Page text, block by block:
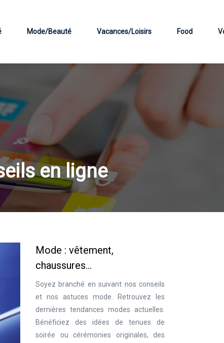
Mode/Beauté Vacances/Loisirs Food
en ligne
Mode : vêtement,
chaussures…
Soyez branché en suivant nos conseils
et nos astuces mode. Retrouvez les
dernières tendances modes actuelles.
Bénéficiez des idées de tenues de
soirée ou cérémonies originales, des